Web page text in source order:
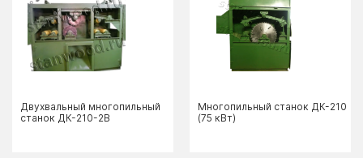
Двухвальный многопильный
станок ДК-210-2В
Многопильный станок ДК-210
(75 кВт)